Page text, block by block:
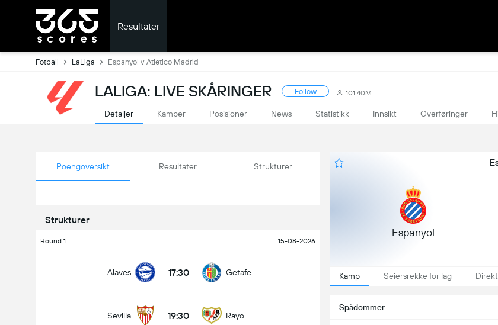
Resultater
Fotball LaLiga Espanyol v Atletico Madrid
LALIGA: LIVE SKÅRINGER Follow 101.40M
Detaljer Kamper Posisjoner News Statistikk Innsikt Overføringer
Poengoversikt Resultater Strukturer
Strukturer
Round 1 15-08-2026
Alaves 17:30 Getafe
Sevilla 19:30 Rayo
Espanyol
Kamp Seiersrekke for lag
Spådommer